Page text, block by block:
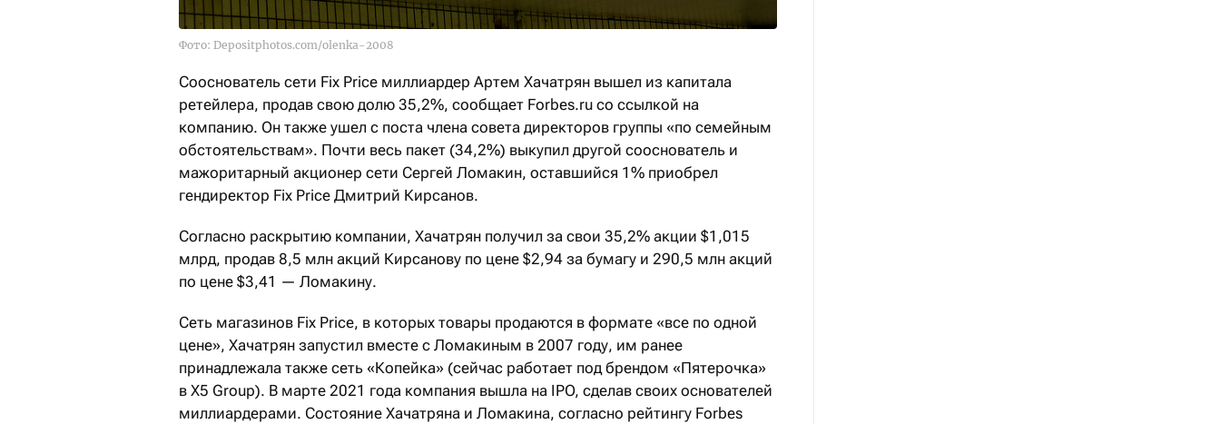
Фото: Depositphotos.com/olenka-2008
Сооснователь сети Fix Price миллиардер Артем Хачатрян вышел из капитала
ретейлера, продав свою долю 35,2%, сообщает Forbes.ru со ссылкой на
компанию. Он также ушел с поста члена совета директоров группы «по семейным
обстоятельствам». Почти весь пакет (34,2%) выкупил другой сооснователь и
мажоритарный акционер сети Сергей Ломакин, оставшийся 1% приобрел
гендиректор Fix Price Дмитрий Кирсанов.
Согласно раскрытию компании, Хачатрян получил за свои 35,2% акции $1,015
млрд, продав 8,5 млн акций Кирсанову по цене $2,94 за бумагу и 290,5 млн акций
по цене $3,41 — Ломакину.
Сеть магазинов Fix Price, в которых товары продаются в формате «все по одной
цене», Хачатрян запустил вместе с Ломакиным в 2007 году, им ранее
принадлежала также сеть «Копейка» (сейчас работает под брендом «Пятерочка»
в X5 Group). В марте 2021 года компания вышла на IPO, сделав своих основателей
миллиардерами. Состояние Хачатряна и Ломакина, согласно рейтингу Forbes